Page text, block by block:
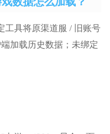
工具将原渠道服 / 旧账号
加载历史数据；未绑定